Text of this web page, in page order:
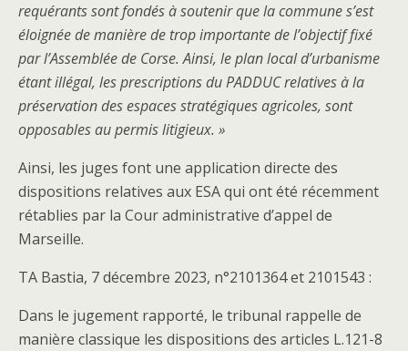
requérants sont fondés à soutenir que la commune s’est
éloignée de manière de trop importante de l’objectif fixé
par l’Assemblée de Corse. Ainsi, le plan local d’urbanisme
étant illégal, les prescriptions du PADDUC relatives à la
préservation des espaces stratégiques agricoles, sont
opposables au permis litigieux. »
Ainsi, les juges font une application directe des
dispositions relatives aux ESA qui ont été récemment
rétablies par la Cour administrative d’appel de
Marseille.
TA Bastia, 7 décembre 2023, n°2101364 et 2101543 :
Dans le jugement rapporté, le tribunal rappelle de
manière classique les dispositions des articles L.121-8